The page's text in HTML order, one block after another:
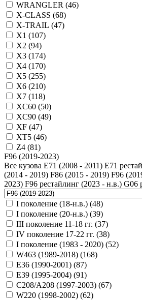
WRANGLER (46)
X-CLASS (68)
X-TRAIL (47)
X1 (107)
X2 (94)
X3 (174)
X4 (170)
X5 (255)
X6 (210)
X7 (118)
XC60 (50)
XC90 (49)
XF (47)
XT5 (46)
Z4 (81)
F96 (2019-2023)
Все кузова E71 (2008 - 2011) E71
(2014 - 2019) F86 (2015 - 2019) F96
2023) F96 рестайлинг (2023 - н.в.) G06
I поколение (18-н.в.) (48)
I поколение (20-н.в.) (39)
III поколение 11-18 гг. (37)
IV поколение 17-22 гг. (38)
I поколение (1983 - 2020) (52)
W463 (1989-2018) (168)
E36 (1990-2001) (87)
E39 (1995-2004) (91)
C208/A208 (1997-2003) (67)
W220 (1998-2002) (62)